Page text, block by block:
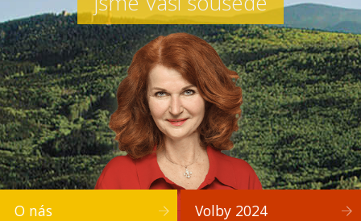
O nás Volby 2024